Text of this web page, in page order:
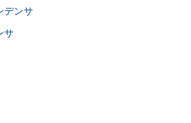
デンサ
サ